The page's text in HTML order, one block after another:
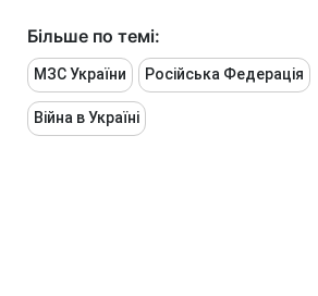
Більше по темі:
МЗС України Російська Федерація
Війна в Україні